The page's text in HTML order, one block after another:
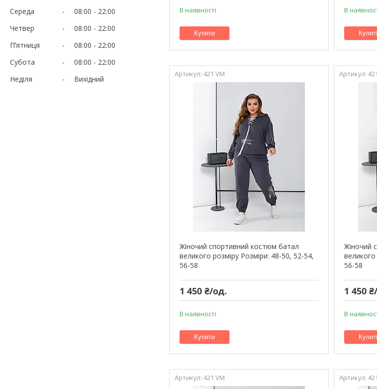
Середа
08:00
22:00
Четвер
08:00
22:00
Пʼятниця
08:00
22:00
Субота
08:00
22:00
Неділя
Вихідний
В наявності
Купити
В
421 VM
Жіночий спортивний костюм батал
великого розміру Розміри: 48-50, 52-54,
56-58
1 450 ₴/од.
В наявності
Купити
Жіночий
56-58
1 450
В
421 VM